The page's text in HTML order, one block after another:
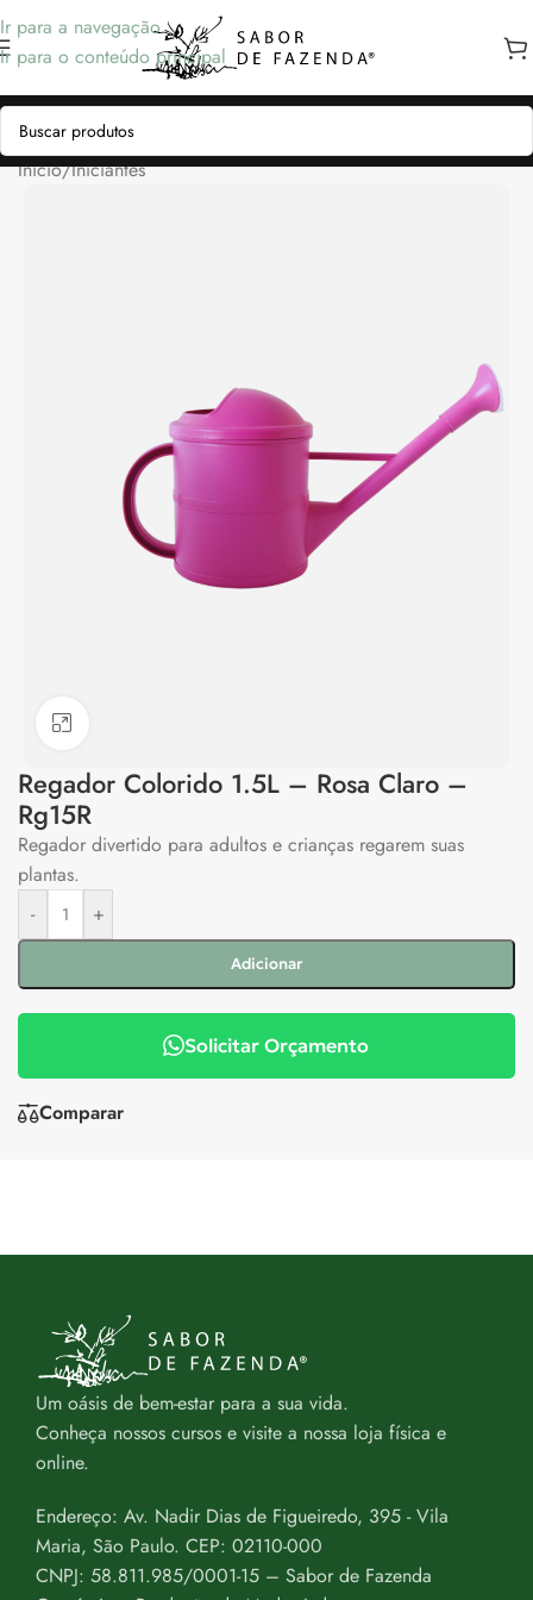
Ir para a navegação
Ir para o conteúdo principal
Início/Iniciantes
Regador Colorido 1.5L – Rosa Claro –
Rg15R
Regador divertido para adultos e crianças regarem suas
plantas.
-
+
Adicionar
Solicitar Orçamento
Comparar
Um oásis de bem-estar para a sua vida.
Conheça nossos cursos e visite a nossa loja física e
online.
Endereço: Av. Nadir Dias de Figueiredo, 395 - Vila
Maria, São Paulo. CEP: 02110-000
CNPJ: 58.811.985/0001-15 – Sabor de Fazenda